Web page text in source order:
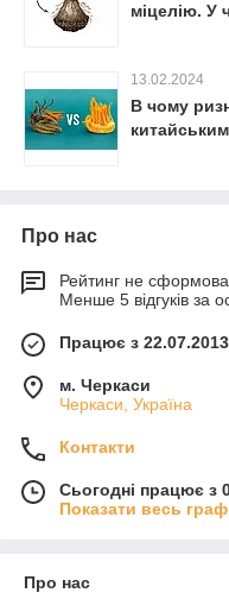
міцелію. У
13.02.2024
В чому
Про нас
Рейтинг не
Менше 5 відгуків за
Працює з 22.07.2013
м. Черкаси
Черкаси, Україна
Контакти
Сьогодні працює з
Показати весь
Про нас